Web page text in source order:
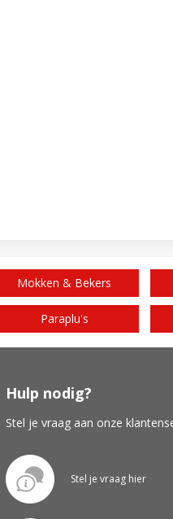
Mokken & Bekers
Paraplu's
Hulp nodig?
Stel je vraag aan onze
Stel je vraag hier